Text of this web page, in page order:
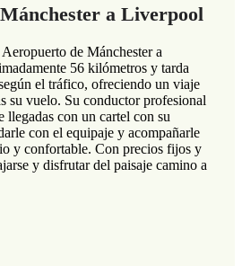
a Liverpool
de Mánchester a
56 kilómetros y tarda
el tráfico, ofreciendo un viaje
su vuelo. Su conductor profesional
llegadas con un cartel con su
con el equipaje y acompañarle
y confortable. Con precios fijos y
y disfrutar del paisaje camino a